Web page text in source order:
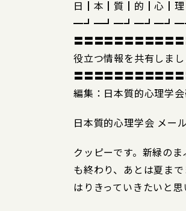
日┃本┃質┃的┃心┃
〓〓〓〓〓〓〓〓〓〓
役立つ情報を共有しま
〓〓〓〓〓〓〓〓〓〓
編集：日本質的心理学
日本質的心理学会 メ
クッピーです。新緑の
も終わり、あとは夏ま
はりきっていきたいと思